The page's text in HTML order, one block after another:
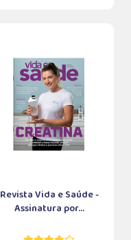
Revista Vida e Saúde -
Assinatura por...